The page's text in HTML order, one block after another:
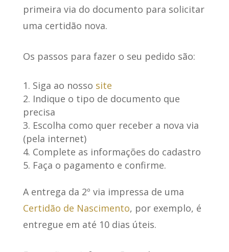
primeira via do documento para solicitar
uma certidão nova.
Os passos para fazer o seu pedido são:
Siga ao nosso site
Indique o tipo de documento que
precisa
Escolha como quer receber a nova via
(pela internet)
Complete as informações do cadastro
Faça o pagamento e confirme.
A entrega da 2º via impressa de uma
Certidão de Nascimento, por exemplo, é
entregue em até 10 dias úteis.